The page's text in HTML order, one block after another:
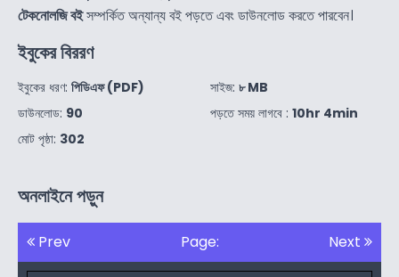
টেকনোলজি বইসম্পর্কিত অন্যান্য বই পড়তে এবং ডাউনলোড করতে পারবেন।
ইবুকের বিররণ
ইবুকের ধরণ: পিডিএফ (PDF)
ডাউনলোড: 90
মোট পৃষ্ঠা: 302
সাইজ: ৮ MB
পড়তে সময় লাগবে : 10hr 4min
অনলাইনে পড়ুন
Prev Page: Next